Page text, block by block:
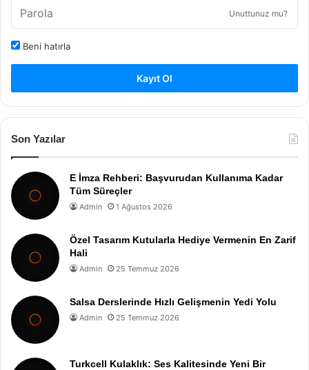
Unuttunuz mu?
Beni hatırla
Kayıt Ol
Son Yazılar
E İmza Rehberi: Başvurudan Kullanıma Kadar
Tüm Süreçler
Admin 1 Ağustos 2026
Özel Tasarım Kutularla Hediye Vermenin En Zarif
Hali
Admin 25 Temmuz 2026
Salsa Derslerinde Hızlı Gelişmenin Yedi Yolu
Admin 25 Temmuz 2026
Turkcell Kulaklık: Ses Kalitesinde Yeni Bir